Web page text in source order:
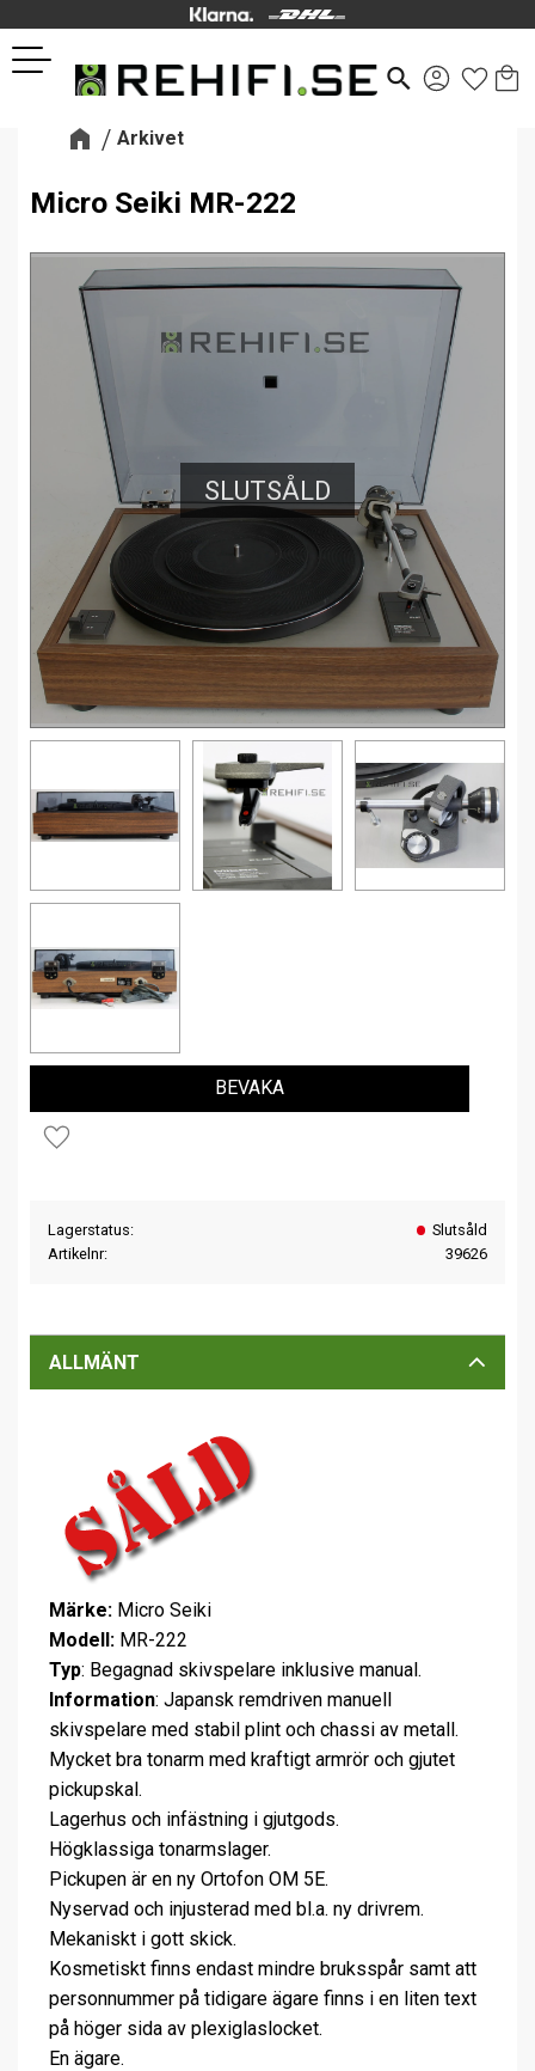
Meny
search
Arkivet
Micro Seiki MR-222
SLUTSÅLD
Lägg till i favoriter
BEVAKA
Lagerstatus
Slutsåld
Artikelnr
39626
ALLMÄNT
Märke: Micro Seiki
Modell: MR-222
Typ: Begagnad skivspelare inklusive manual.
Information: Japansk remdriven manuell
skivspelare med stabil plint och chassi av metall.
Mycket bra tonarm med kraftigt armrör och gjutet
pickupskal.
Lagerhus och infästning i gjutgods.
Högklassiga tonarmslager.
Pickupen är en ny Ortofon OM 5E.
Nyservad och injusterad med bl.a. ny drivrem.
Mekaniskt i gott skick.
Kosmetiskt finns endast mindre bruksspår samt att
personnummer på tidigare ägare finns i en liten text
på höger sida av plexiglaslocket.
En ägare.